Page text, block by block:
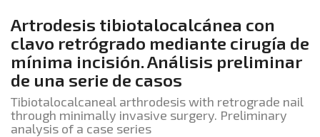
Artrodesis tibiotalocalcánea con
clavo retrógrado mediante cirugía de
mínima incisión. Análisis preliminar
de una serie de casos
Tibiotalocalcaneal arthrodesis with retrograde nail
through minimally invasive surgery. Preliminary
analysis of a case series